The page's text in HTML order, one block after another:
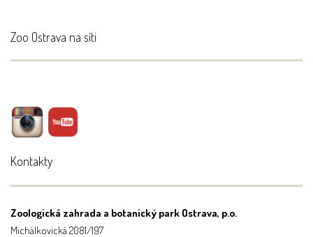
Zoo Ostrava na síti
Kontakty
Zoologická zahrada a botanický park Ostrava, p.o.
Michálkovická 2081/197